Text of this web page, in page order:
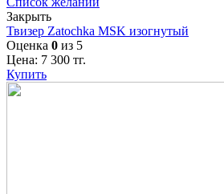
Закрыть
Твизер Zatochka MSK изогнутый
Оценка 0 из 5
Цена: 7 300 тг.
Купить